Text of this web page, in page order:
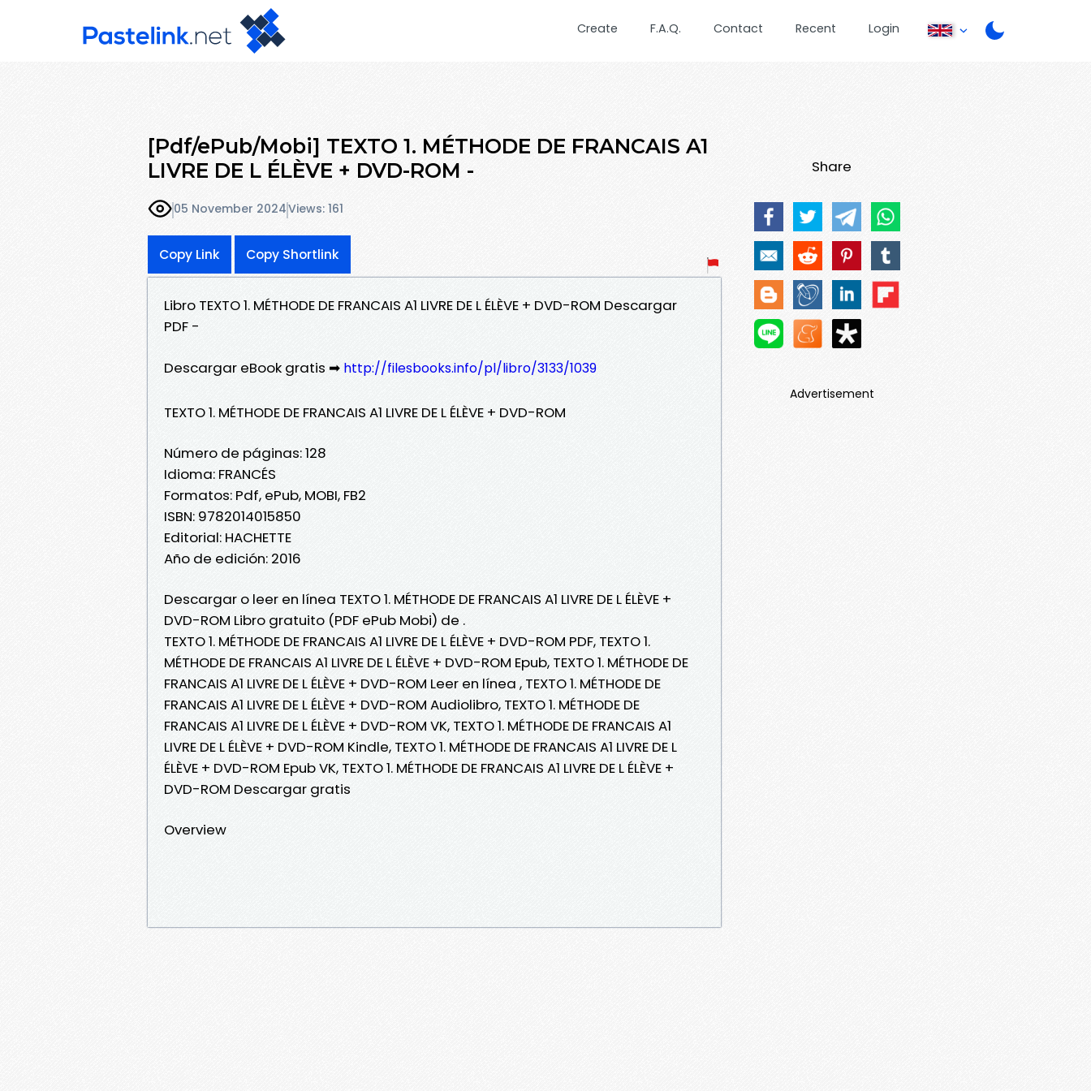
Create F.A.Q. Contact Recent Login
[Pdf/ePub/Mobi] TEXTO 1. MÉTHODE DE FRANCAIS A1
LIVRE DE L ÉLÈVE + DVD-ROM -
05 November 2024Views: 161
Copy Link Copy Shortlink
Libro TEXTO 1. MÉTHODE DE FRANCAIS A1 LIVRE DE L ÉLÈVE + DVD-ROM Descargar
PDF -
Descargar eBook gratis ➡ http://filesbooks.info/pl/libro/3133/1039
TEXTO 1. MÉTHODE DE FRANCAIS A1 LIVRE DE L ÉLÈVE + DVD-ROM
Número de páginas: 128
Idioma: FRANCÉS
Formatos: Pdf, ePub, MOBI, FB2
ISBN: 9782014015850
Editorial: HACHETTE
Año de edición: 2016
Descargar o leer en línea TEXTO 1. MÉTHODE DE FRANCAIS A1 LIVRE DE L ÉLÈVE +
DVD-ROM Libro gratuito (PDF ePub Mobi) de .
TEXTO 1. MÉTHODE DE FRANCAIS A1 LIVRE DE L ÉLÈVE + DVD-ROM PDF, TEXTO 1.
MÉTHODE DE FRANCAIS A1 LIVRE DE L ÉLÈVE + DVD-ROM Epub, TEXTO 1. MÉTHODE DE
FRANCAIS A1 LIVRE DE L ÉLÈVE + DVD-ROM Leer en línea , TEXTO 1. MÉTHODE DE
FRANCAIS A1 LIVRE DE L ÉLÈVE + DVD-ROM Audiolibro, TEXTO 1. MÉTHODE DE
FRANCAIS A1 LIVRE DE L ÉLÈVE + DVD-ROM VK, TEXTO 1. MÉTHODE DE FRANCAIS A1
LIVRE DE L ÉLÈVE + DVD-ROM Kindle, TEXTO 1. MÉTHODE DE FRANCAIS A1 LIVRE DE L
ÉLÈVE + DVD-ROM Epub VK, TEXTO 1. MÉTHODE DE FRANCAIS A1 LIVRE DE L ÉLÈVE +
DVD-ROM Descargar gratis
Overview
Share
Advertisement